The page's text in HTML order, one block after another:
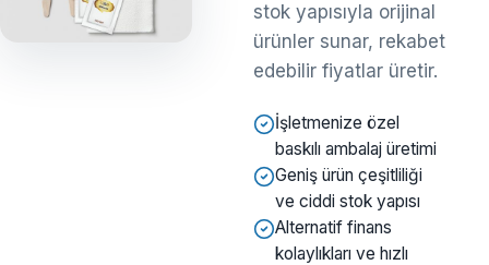
stok yapısıyla orijinal
ürünler sunar, rekabet
edebilir fiyatlar üretir.
İşletmenize özel
baskılı ambalaj üretimi
Geniş ürün çeşitliliği
ve ciddi stok yapısı
Alternatif finans
kolaylıkları ve hızlı